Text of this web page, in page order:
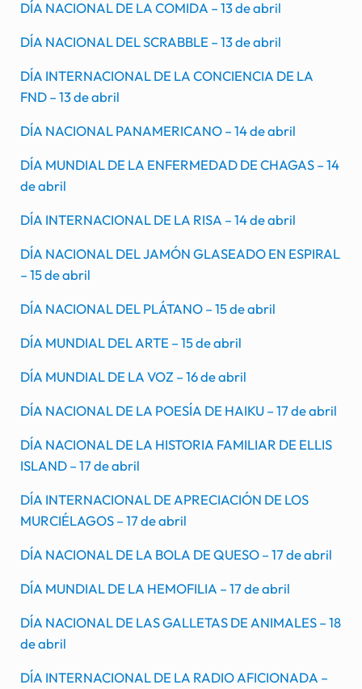
DÍA NACIONAL DE LA COMIDA – 13 de abril
DÍA NACIONAL DEL SCRABBLE – 13 de abril
DÍA INTERNACIONAL DE LA CONCIENCIA DE LA
FND – 13 de abril
DÍA NACIONAL PANAMERICANO – 14 de abril
DÍA MUNDIAL DE LA ENFERMEDAD DE CHAGAS – 14
de abril
DÍA INTERNACIONAL DE LA RISA – 14 de abril
DÍA NACIONAL DEL JAMÓN GLASEADO EN ESPIRAL
– 15 de abril
DÍA NACIONAL DEL PLÁTANO – 15 de abril
DÍA MUNDIAL DEL ARTE – 15 de abril
DÍA MUNDIAL DE LA VOZ – 16 de abril
DÍA NACIONAL DE LA POESÍA DE HAIKU – 17 de abril
DÍA NACIONAL DE LA HISTORIA FAMILIAR DE ELLIS
ISLAND – 17 de abril
DÍA INTERNACIONAL DE APRECIACIÓN DE LOS
MURCIÉLAGOS – 17 de abril
DÍA NACIONAL DE LA BOLA DE QUESO – 17 de abril
DÍA MUNDIAL DE LA HEMOFILIA – 17 de abril
DÍA NACIONAL DE LAS GALLETAS DE ANIMALES – 18
de abril
DÍA INTERNACIONAL DE LA RADIO AFICIONADA –